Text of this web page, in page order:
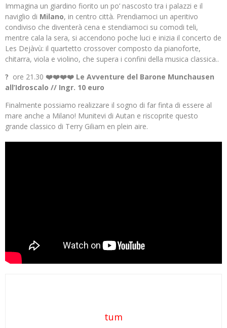
​Immagina un giardino fiorito un po’ nascosto tra i palazzi e il
naviglio di Milano, in centro città. Prendiamoci un aperitivo
condiviso che diventerà cena e stendiamoci su comodi teli,
mentre cala la sera, si accendono poche luci e inizia il concerto de
Les Dejàvù: il quartetto crossover composto da pianoforte,
chitarra, viola e violino, che supera i confini della musica classica..
? ore 21.30 ❤️❤️❤️❤️ Le Avventure del Barone Munchausen
all’Idroscalo // Ingr. 10 euro
Finalmente possiamo realizzare il sogno di far finta di essere al
mare anche a Milano! Munitevi di Autan e riscoprite questo
grande classico di Terry Giliam en plein aire.
tum